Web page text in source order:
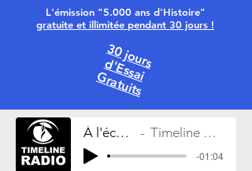
L'émission "5.000 ans d'Histoire"
gratuite et illimitée pendant 30 jours !
30 jours
d'Essai
Gratuits
À l'écoute Timeline Radio
-01:04